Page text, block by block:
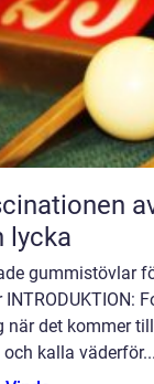
lycka
gummistövlar
INTRODUKTION:
när det kommer
kalla väderför...